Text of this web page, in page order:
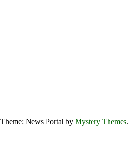
Theme: News Portal by Mystery Themes.